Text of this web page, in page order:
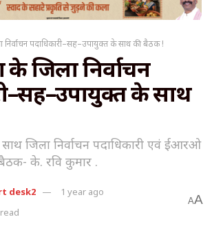
निर्वाचन पदाधिकारी–सह–उपायुक्त के साथ की बैठक !
जिला निर्वाचन
के साथ
जिला निर्वाचन पदाधिकारी एवं ईआरओ
के. रवि कुमार .
desk2
1 year ago
AA